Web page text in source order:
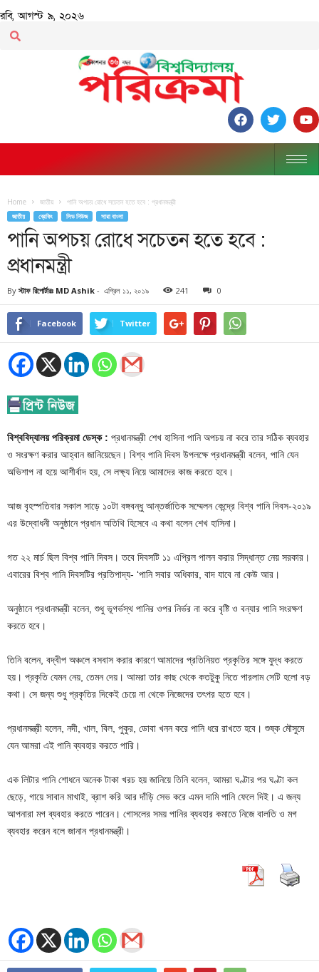
রবি, আগস্ট ৯, ২০২৬
Home জাতীয় পানি অপচয় রোধে সচেতন হতে হবে : প্রধানমন্ত্রী
জাতীয় ব্রেকিং লিড নিউজ সারা বাংলা
পানি অপচয় রোধে সচেতন হতে হবে :
প্রধানমন্ত্রী
By স্টাফ রিপোর্টারঃ MD Ashik - এপ্রিল ১১, ২০১৯ 241 0
Facebook Twitter
বিশ্ববিদ্যালয় পরিক্রমা ডেস্ক : প্রধানমন্ত্রী শেখ হাসিনা পানি অপচয় না করে তার সঠিক ব্যবহার
ও সংরক্ষণ করার আহ্বান জানিয়েছেন। বিশ্ব পানি দিবস উপলক্ষে প্রধানমন্ত্রী বলেন, পানি যেন
অভিশাপ না হয়ে আশীর্বাদ হয়, সে লক্ষ্য নিয়ে আমাদের কাজ করতে হবে।
আজ বৃহস্পতিবার সকাল সাড়ে ১০টা বঙ্গবন্ধু আন্তর্জাতিক সম্মেলন কেন্দ্রে বিশ্ব পানি দিবস-২০১৯
এর উদ্বোধনী অনুষ্ঠানে প্রধান অতিথি হিসেবে এ কথা বলেন শেখ হাসিনা।
গত ২২ মার্চ ছিল বিশ্ব পানি দিবস। তবে দিবসটি ১১ এপ্রিল পালন করার সিদ্ধান্ত নেয় সরকার।
এবারের বিশ্ব পানি দিবসটির প্রতিপাদ্য- ‘পানি সবার অধিকার, বাদ যাবে না কেউ আর।
অনুষ্ঠানে প্রধানমন্ত্রী বলেন, শুধু ভূগর্ভস্থ পানির ওপর নির্ভর না করে বৃষ্টি ও বন্যার পানি সংরক্ষণ
করতে হবে।
তিনি বলেন, বদ্বীপ অঞ্চলে বসবাস করার কারণে আমাদের প্রতিনিয়ত প্রকৃতির সঙ্গে যুদ্ধ করতে
হয়। প্রকৃতি যেমন নেয়, তেমন দেয়। আমরা তার কাছ থেকে কতটুকু নিতে পারলাম সেটি হলো বড়
কথা। সে জন্য শুধু প্রকৃতির দিকেই চেয়ে না থেকে নিজেদের তৎপর হতে হবে।
প্রধানমন্ত্রী বলেন, নদী, খাল, বিল, পুকুর, ডোবা খনন করে পানি ধরে রাখতে হবে। শুষ্ক মৌসুমে
যেন আমরা এই পানি ব্যবহার করতে পারি।
এক লিটার পানি শোধনে অনেক টাকা খরচ হয় জানিয়ে তিনি বলেন, আমরা ঘণ্টার পর ঘণ্টা কল
ছেড়ে, গায়ে সাবান মাখাই, ব্রাশ করি আর দাঁড়ি সেভ করে এমন দামি পানি ফেলে দিই। এ জন্য
আপনারা মগ ব্যবহার করতে পারেন। গোসলের সময় পানির ব্যবহার কমাতে নিজে বালতি ও মগ
ব্যবহার করেন বলে জানান প্রধানমন্ত্রী।